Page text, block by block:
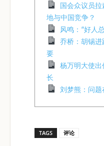
国会众议员
地与中国竞争？
风鸣：“好人
乔桥：胡锡
要
杨万明大使出
长
刘梦熊：问
TAGS 评论